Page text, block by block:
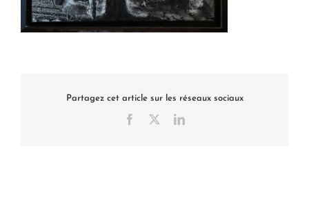
Partagez cet article sur les réseaux sociaux
Facebook LinkedIn